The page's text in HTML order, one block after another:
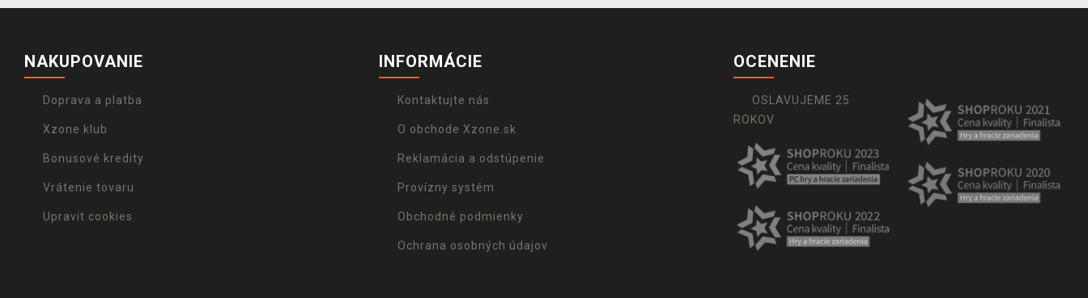
NAKUPOVANIE
Doprava a platba
Xzone klub
Bonusové kredity
Vrátenie tovaru
Upravit cookies
INFORMÁCIE
Kontaktujte nás
O obchode Xzone.sk
Reklamácia a odstúpenie
Provízny systém
Obchodné podmienky
Ochrana osobných údajov
OCENENIE
OSLAVUJEME 25
ROKOV